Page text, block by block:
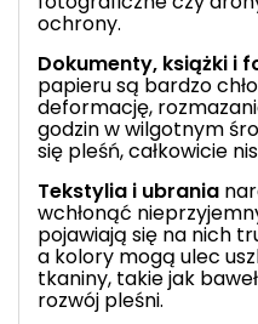
ochrony.
Dokumenty, książki i
papieru są bardzo
deformację,
godzin w wilgotnym
się pleśń, całkowicie
Tekstylia i ubrania
wchłonąć
pojawiają się na nich
a kolory mogą ulec
tkaniny, takie jak
rozwój pleśni.